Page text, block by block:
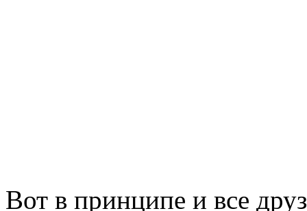
Вот в принципе и все